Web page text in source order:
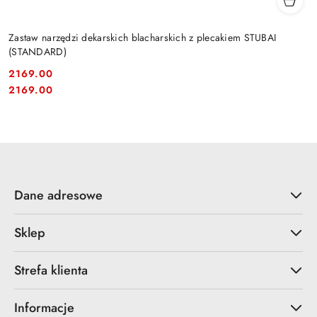
Zastaw narzędzi dekarskich blacharskich z plecakiem STUBAI
(STANDARD)
Cena:
2169.00
Cena:
2169.00
Dane adresowe
Sklep
Strefa klienta
Informacje